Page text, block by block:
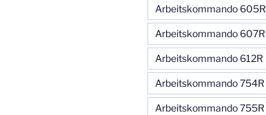
Arbeitskommando 605R
Arbeitskommando 607R
Arbeitskommando 612R
Arbeitskommando 754R
Arbeitskommando 755R